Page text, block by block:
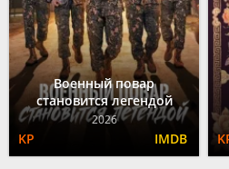
Военный повар
становится легендой
2026